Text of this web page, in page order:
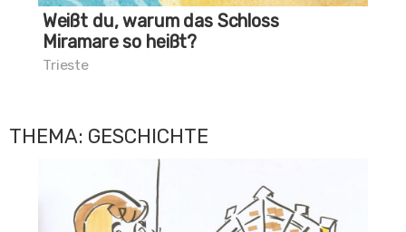
Weißt du, warum das Schloss
Miramare so heißt?
Trieste
THEMA: GESCHICHTE